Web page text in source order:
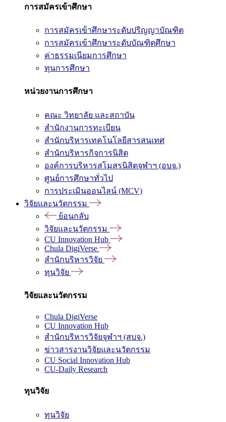
การสมัครเข้าศึกษา
การสมัครเข้าศึกษาระดับปริญญาบัณฑิต
การสมัครเข้าศึกษาระดับบัณฑิตศึกษา
ค่าธรรมเนียมการศึกษา
ทุนการศึกษา
หน่วยงานการศึกษา
คณะ วิทยาลัย และสถาบัน
สำนักงานการทะเบียน
สำนักบริหารเทคโนโลยีสารสนเทศ
สำนักบริหารกิจการนิสิต
องค์การบริหารสโมสรนิสิตจุฬาฯ (อบจ.)
ศูนย์การศึกษาทั่วไป
การประเมินออนไลน์ (MCV)
วิจัยและนวัตกรรม
ย้อนกลับ
วิจัยและนวัตกรรม
CU Innovation Hub
Chula DigiVerse
สำนักบริหารวิจัย
ทุนวิจัย
วิจัยและนวัตกรรม
Chula DigiVerse
CU Innovation Hub
สำนักบริหารวิจัยจุฬาฯ (สบจ.)
ข่าวสารงานวิจัยและนวัตกรรม
CU Social Innovation Hub
CU-Daily Research
ทุนวิจัย
ทุนวิจัย